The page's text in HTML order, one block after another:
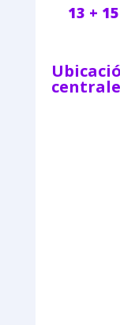
13 + 15